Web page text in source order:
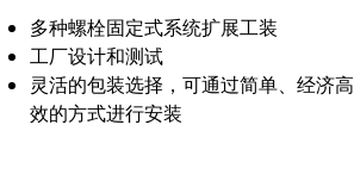
多种螺栓固定式系统扩展工装
工厂设计和测试
灵活的包装选择，可通过简单、经济高
效的方式进行安装